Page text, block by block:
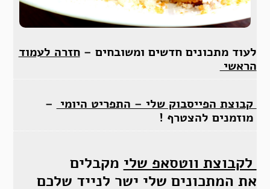
לעוד מתכונים חדשים ומשובחים –חזרה לעמוד
הראשי
קבוצת הפייסבוק שלי – התפריט היומי –
מוזמנים להצטרף !
לקבוצת ווטסאפ שלי מקבלים
את המתכונים שלי ישר לנייד שלכם